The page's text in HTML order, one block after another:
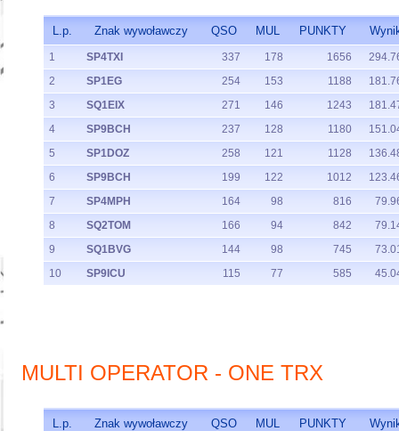
L.p. Znak wywoławczy QSO MUL PUNKTY
1 SP4TXI 337 178 1656
2
SP1EG 254 153 1188
3
SQ1EIX 271 146 1243
4
SP9BCH 237 128 1180
5
SP1DOZ 258 121 1128
6
SP9BCH 199 122 1012
7
SP4MPH 164 98 816
8
SQ2TOM 166 94 842
9
SQ1BVG 144 98 745
10
SP9ICU 115 77 585
MULTI OPERATOR - ONE TRX
L.p. Znak wywoławczy QSO MUL PUNKTY